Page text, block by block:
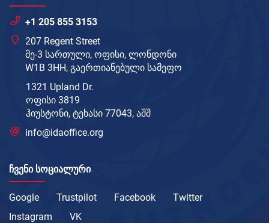
+1 205 855 3153
207 Regent Street
მე-3 სართული, ოფისი, ლონდონი
W1B 3HH, გაერთიანებული სამეფო
1321 Upland Dr.
ოფისი 3819
ჰიუსტონი, ტეხასი 77043, აშშ
info@idaoffice.org
ᲩᲕᲔᲜᲘ ᲡᲝᲪᲘᲐᲚᲣᲠᲘ
Google Trustpilot Facebook
Twitter
Instagram
VK